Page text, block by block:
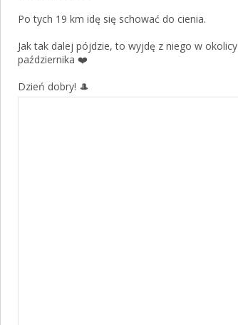
Po tych 19 km idę się schować do cienia.
Jak tak dalej pójdzie, to wyjdę z niego w okolicy
października ❤️
Dzień dobry! 🎩